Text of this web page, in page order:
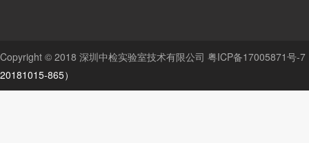
Copyright © 2018 深圳中检实验室技术有限公司 粤ICP备17005871号-7
20181015-865）